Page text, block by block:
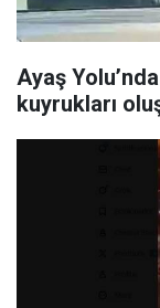
Ayaş
kuyrukları